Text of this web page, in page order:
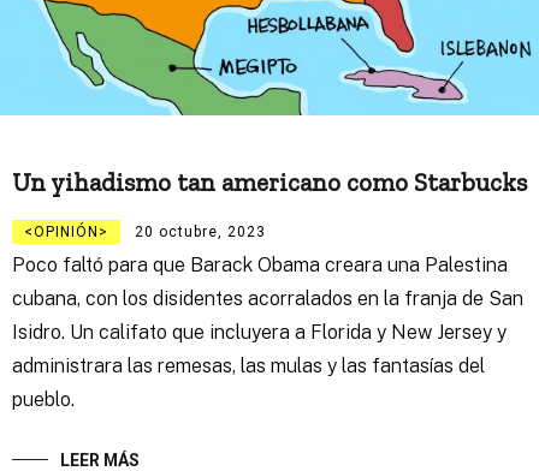
Un yihadismo tan americano como Starbucks
OPINIÓN 20 octubre, 2023
Poco faltó para que Barack Obama creara una Palestina
cubana, con los disidentes acorralados en la franja de San
Isidro. Un califato que incluyera a Florida y New Jersey y
administrara las remesas, las mulas y las fantasías del
pueblo.
LEER MÁS